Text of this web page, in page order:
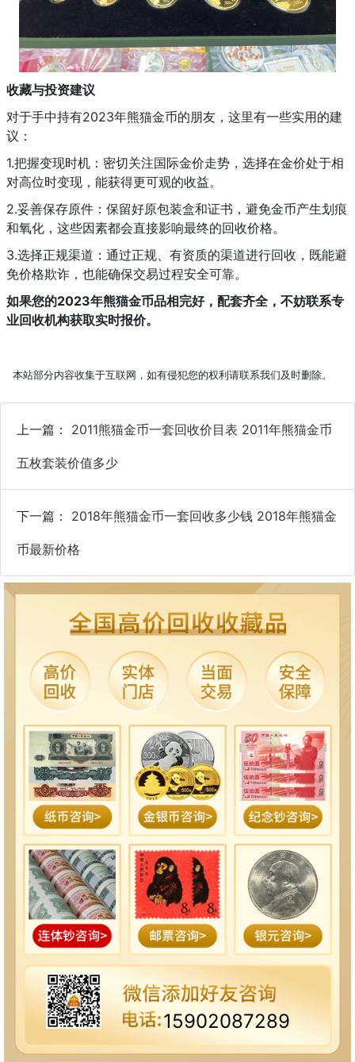
收藏与投资建议
对于手中持有2023年熊猫金币的朋友，这里有一些实用的建
议：
1.把握变现时机：密切关注国际金价走势，选择在金价处于相
对高位时变现，能获得更可观的收益。
2.妥善保存原件：保留好原包装盒和证书，避免金币产生划痕
和氧化，这些因素都会直接影响最终的回收价格。
3.选择正规渠道：通过正规、有资质的渠道进行回收，既能避
免价格欺诈，也能确保交易过程安全可靠。
如果您的2023年熊猫金币品相完好，配套齐全，不妨联系专
业回收机构获取实时报价。
本站部分内容收集于互联网，如有侵犯您的权利请联系我们及时删除。
上一篇： 2011熊猫金币一套回收价目表 2011年熊猫金币
五枚套装价值多少
下一篇： 2018年熊猫金币一套回收多少钱 2018年熊猫金
币最新价格
15902087289